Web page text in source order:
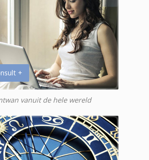
+
vanuit de hele wereld